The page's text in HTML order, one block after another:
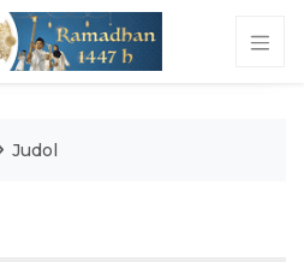
Judol